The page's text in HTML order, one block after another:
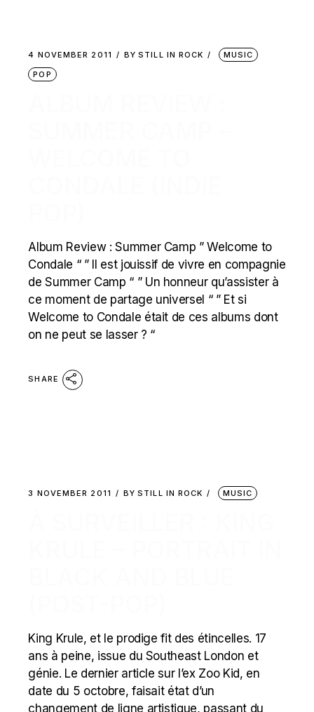
4 NOVEMBER 2011 BY STILL IN ROCK
MUSIC
POP
Album Review : Summer Camp ” Welcome to
Condale “ ” Il est jouissif de vivre en compagnie
de Summer Camp “ ” Un honneur qu’assister à
ce moment de partage universel “ ” Et si
Welcome to Condale était de ces albums dont
on ne peut se lasser ? “
SHARE
3 NOVEMBER 2011 BY STILL IN ROCK MUSIC
King Krule, et le prodige fit des étincelles. 17
ans à peine, issue du Southeast London et
génie. Le dernier article sur l’ex Zoo Kid, en
date du 5 octobre, faisait état d’un
changement de ligne artistique, passant du